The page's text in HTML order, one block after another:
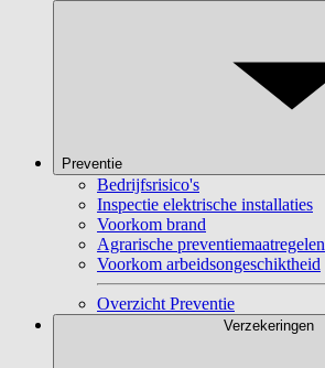
Preventie
Bedrijfsrisico's
Inspectie elektrische installaties
Voorkom brand
Agrarische preventiemaatregelen
Voorkom arbeidsongeschiktheid
Overzicht Preventie
Verzekeringen